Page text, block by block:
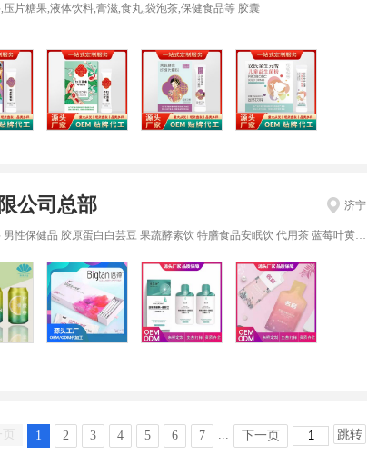
压片糖果,液体饮料,膏滋,食丸,袋泡茶,保健食品等 胶囊
公司总部 济宁
白白芸豆 果蔬酵素饮 特膳食品安眠饮 代用茶 蓝莓叶黄素 枸杞阿胶人参饮 妇科私护 运动营养 姜植物饮料 片剂 粉剂 颗粒剂 袋泡茶 代用茶 口服液 易拉罐 凝胶 贴剂 粉剂 片剂 软胶囊 营养早餐 袋装果冻 即食燕窝
页 1 2 3 4 5 6 7 ... 下一页 跳转